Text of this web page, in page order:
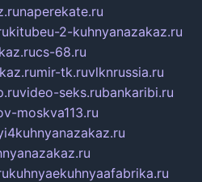
naperekate.ru
kitubeu-2-kuhnyanazakaz.ru
cs-68.ru
mir-tk.ruvlknrussia.ru
video-seks.rubankaribi.ru
moskva113.ru
kuhnyaekuhnyaafabrika.ru